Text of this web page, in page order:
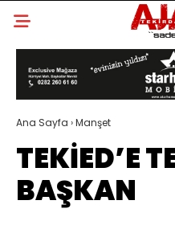
Ana Sayfa ›Manşet
TEKİED’E
BAŞKAN